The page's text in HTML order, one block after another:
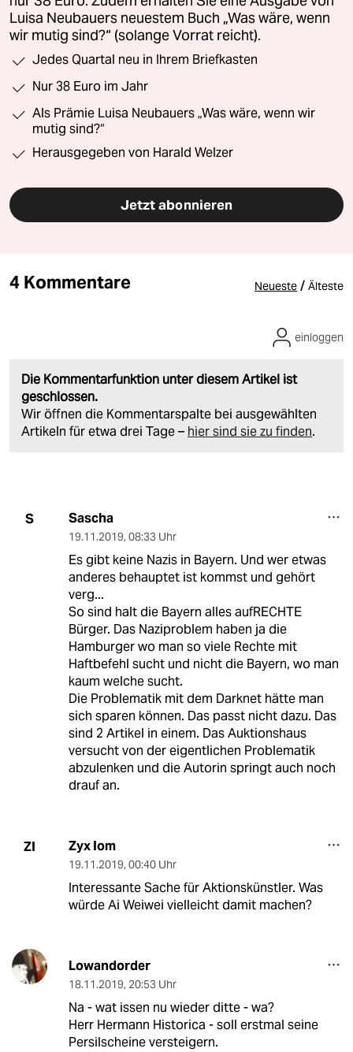
Luisa Neubauers neuestem Buch „Was wäre, wenn
wir mutig sind?“ (solange Vorrat reicht).
Jedes Quartal neu in Ihrem Briefkasten
Nur 38 Euro im Jahr
Als Prämie Luisa Neubauers „Was wäre, wenn wir
mutig sind?“
Herausgegeben von Harald Welzer
Jetzt abonnieren
4 Kommentare Neueste / Älteste
Die Kommentarfunktion unter diesem Artikel ist
geschlossen.
Wir öffnen die Kommentarspalte bei ausgewählten
Artikeln für etwa drei Tage – hier sind sie zu finden.
einloggen
S Sascha
19.11.2019, 08:33 Uhr
Es gibt keine Nazis in Bayern. Und wer etwas
anderes behauptet ist kommst und gehört
verg...
So sind halt die Bayern alles aufRECHTE
Bürger. Das Naziproblem haben ja die
Hamburger wo man so viele Rechte mit
Haftbefehl sucht und nicht die Bayern, wo man
kaum welche sucht.
Die Problematik mit dem Darknet hätte man
sich sparen können. Das passt nicht dazu. Das
sind 2 Artikel in einem. Das Auktionshaus
versucht von der eigentlichen Problematik
abzulenken und die Autorin springt auch noch
drauf an.
ZI Zyx Iom
19.11.2019, 00:40 Uhr
Interessante Sache für Aktionskünstler. Was
würde Ai Weiwei vielleicht damit machen?
Lowandorder
18.11.2019, 20:53 Uhr
Na - wat issen nu wieder ditte - wa?
Herr Hermann Historica - soll erstmal seine
Persilscheine versteigern.